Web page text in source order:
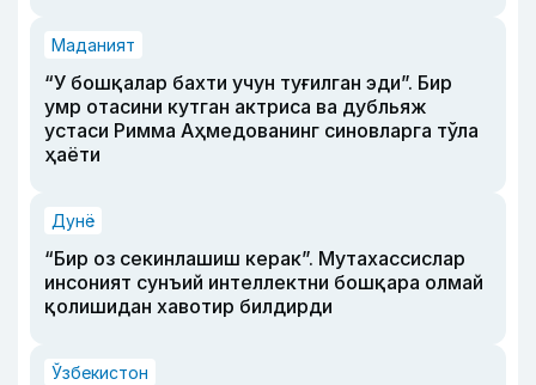
Маданият
“У бошқалар бахти учун туғилган эди”. Бир
умр отасини кутган актриса ва дубльяж
устаси Римма Аҳмедованинг синовларга тўла
ҳаёти
Дунё
“Бир оз секинлашиш керак”. Мутахассислар
инсоният сунъий интеллектни бошқара олмай
қолишидан хавотир билдирди
Ўзбекистон